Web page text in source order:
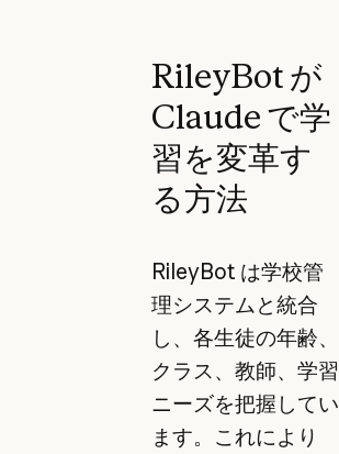
RileyBot が
Claude で学
習を変革す
る方法
RileyBot は学校管
理システムと統合
し、各生徒の年齢、
クラス、教師、学習
ニーズを把握してい
ます。これにより